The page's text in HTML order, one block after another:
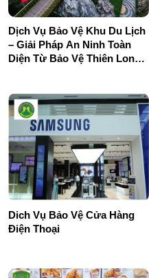
Dịch Vụ Bảo Vệ Khu Du Lịch
– Giải Pháp An Ninh Toàn
Diện Từ Bảo Vệ Thiên Long
Dich Vụ Bảo Vệ Cửa Hàng
Điện Thoại